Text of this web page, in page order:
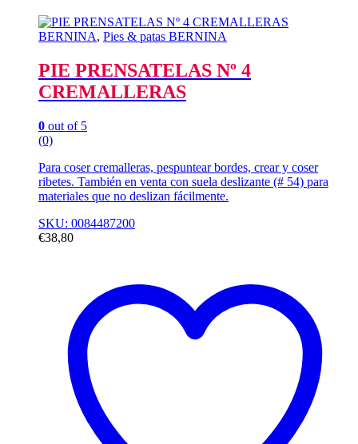
BERNINA, Pies & patas BERNINA
PIE PRENSATELAS Nº 4
CREMALLERAS
0 out of 5
(0)
Para coser cremalleras, pespuntear bordes, crear y coser
ribetes. También en venta con suela deslizante (# 54) para
materiales que no deslizan fácilmente.
SKU: 0084487200
€38,80